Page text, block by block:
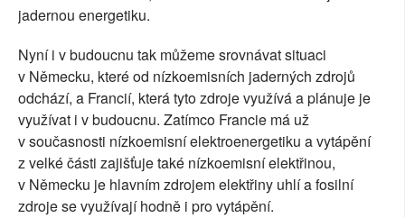
jadernou energetiku.
Nyní i v budoucnu tak můžeme srovnávat situaci
v Německu, které od nízkoemisních jaderných zdrojů
odchází, a Francií, která tyto zdroje využívá a plánuje je
využívat i v budoucnu. Zatímco Francie má už
v současnosti nízkoemisní elektroenergetiku a vytápění
z velké části zajišťuje také nízkoemisní elektřinou,
v Německu je hlavním zdrojem elektřiny uhlí a fosilní
zdroje se využívají hodně i pro vytápění.